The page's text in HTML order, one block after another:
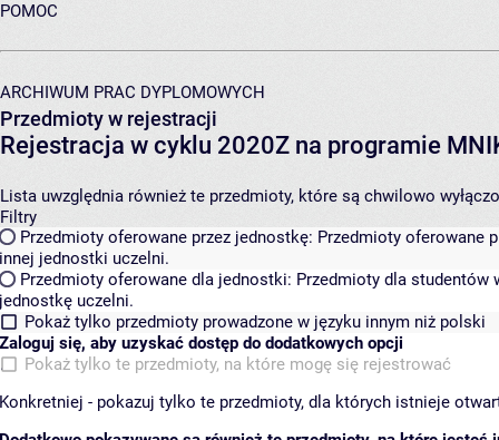
POMOC
ARCHIWUM PRAC DYPLOMOWYCH
Przedmioty w rejestracji
Rejestracja w cyklu 2020Z na programie
Lista uwzględnia również te przedmioty, które są chwilowo
Filtry
Przedmioty oferowane przez jednostkę: Przedmioty oferowane
innej jednostki uczelni.
Przedmioty oferowane dla jednostki: Przedmioty dla studentów
jednostkę uczelni.
Pokaż tylko przedmioty prowadzone w języku innym niż polski
Zaloguj się, aby uzyskać dostęp do dodatkowych opcji
Pokaż tylko te przedmioty, na które mogę się rejestrować
Konkretniej - pokazuj tylko te przedmioty, dla których istnieje